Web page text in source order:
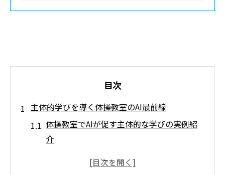
目次
主体的学びを導く体操教室のAI最前線
体操教室でAIが促す主体的な学びの実例紹
介
AI活用が体操教室の児童自立を後押しする